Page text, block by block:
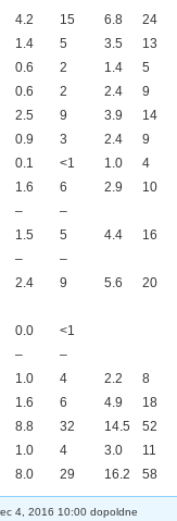
4.2 15 6.8
24
1.4 5 3.5
13
0.6 2 1.4
5
0.6 2 2.4
9
2.5 9 3.9
14
0.9 3 2.4
9
0.1 <1 1.0
4
1.6 6 2.9
10
–
–
1.5 5 4.4
16
–
–
2.4 9 5.6
20
0.0
<1
–
–
1.0 4 2.2
8
1.6 6 4.9
18
8.8 32 14.5
52
1.0 4 3.0
11
8.0 29 16.2 58
4, 2016 10:00 dopoldne